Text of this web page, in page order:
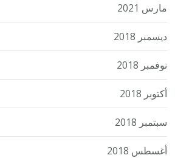
مارس 2021
ديسمبر 2018
نوفمبر 2018
أكتوبر 2018
سبتمبر 2018
أغسطس 2018